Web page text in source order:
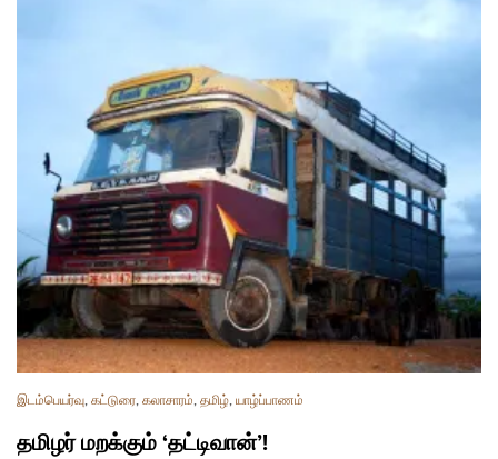
இடம்பெயர்வு, கட்டுரை, கலாசாரம், தமிழ், யாழ்ப்பாணம்
தமிழர் மறக்கும் ‘தட்டிவான்’!